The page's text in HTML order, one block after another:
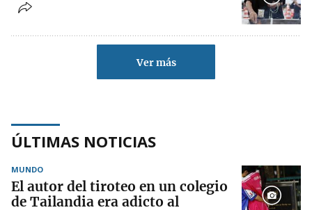
Ver más
ÚLTIMAS NOTICIAS
MUNDO
El autor del tiroteo en un colegio
de Tailandia era adicto al